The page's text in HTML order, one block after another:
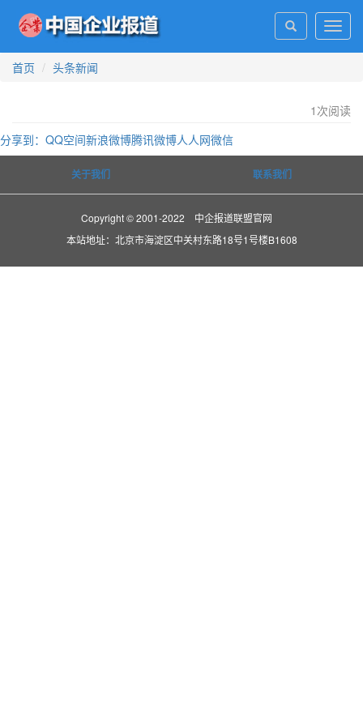
首页
头条新闻
1 次阅读
分享到： QQ空间新浪微博腾讯微博人人网微信
关于我们 联系我们
Copyright © 2001-2022 中企报道联盟官网
本站地址：北京市海淀区中关村东路18号1号楼B1608